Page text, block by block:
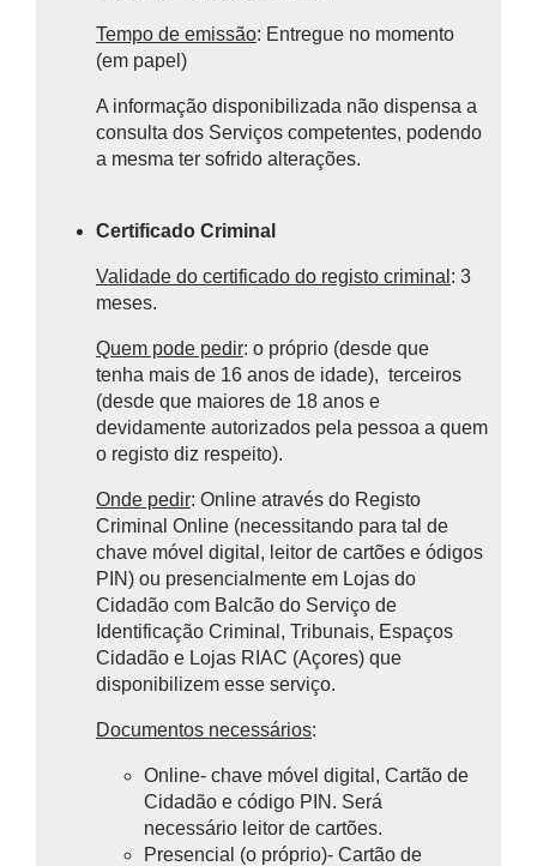
Tempo de emissão: Entregue no momento
(em papel)
A informação disponibilizada não dispensa a
consulta dos Serviços competentes, podendo
a mesma ter sofrido alterações.
Certificado Criminal
Validade do certificado do registo criminal : 3
meses.
Quem pode pedir: o próprio (desde que
tenha mais de 16 anos de idade), terceiros
(desde que maiores de 18 anos e
devidamente autorizados pela pessoa a quem
o registo diz respeito).
Onde pedir: Online através do Registo
Criminal Online (necessitando para tal de
chave móvel digital, leitor de cartões e ódigos
PIN) ou presencialmente em Lojas do
Cidadão com Balcão do Serviço de
Identificação Criminal , Tribunais, Espaços
Cidadão e Lojas RIAC (Açores) que
disponibilizem esse serviço.
Documentos necessários:
Online- chave móvel digital, Cartão de
Cidadão e código PIN. Será
necessário leitor de cartões.
Presencial (o próprio)- Cartão de